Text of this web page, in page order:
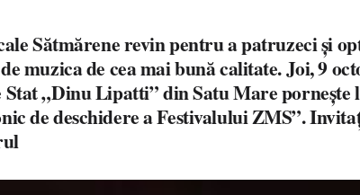
Sătmărene revin pentru a patruzeci și
muzica de cea mai bună calitate. Joi, 9
„Dinu Lipatti” din Satu Mare pornește
de deschidere a Festivalului ZMS”.